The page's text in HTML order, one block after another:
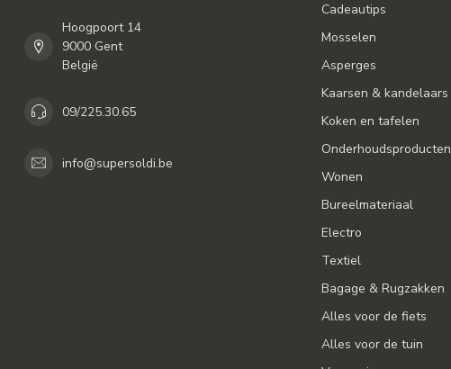
Hoogpoort 14
9000 Gent
België
09/225.30.65
info@supersoldi.be
Cadeautips
Mosselen
Asperges
Kaarsen & kandelaars
Koken en tafelen
Onderhoudsproducten
Wonen
Bureelmateriaal
Electro
Textiel
Bagage & Rugzakken
Alles voor de fiets
Alles voor de tuin